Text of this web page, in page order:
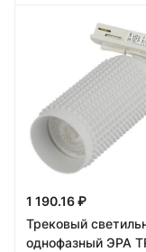
1 190.16 ₽
Трековый
однофазный ЭРА